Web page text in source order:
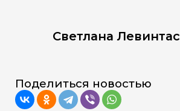
Светлана Левинтас
Поделиться новостью